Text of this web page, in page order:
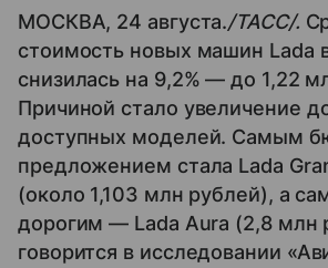
МОСКВА, 24 августа./ТАСС/.
стоимость новых машин Lada
снизилась на 9,2% — до 1,22
Причиной стало увеличение
доступных моделей. Самым
предложением стала Lada
(около 1,103 млн рублей), а
дорогим — Lada Aura (2,8 млн
говорится в исследовании